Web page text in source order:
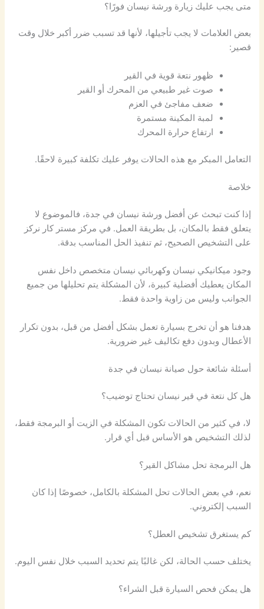
متى يجب عليك زيارة ورشة نيسان فورًا؟
بعض العلامات لا يجب تأجيلها، لأنها قد تسبب ضرر أكبر خلال وقت
قصير:
ظهور نتعة قوية في القير
صوت غير طبيعي من المحرك أو القير
ضعف مفاجئ في العزم
لمبة المكينة مستمرة
ارتفاع حرارة المحرك
التعامل المبكر مع هذه الحالات يوفر عليك تكلفة كبيرة لاحقًا.
خلاصة
إذا كنت تبحث عن أفضل ورشة نيسان في جدة، فالموضوع لا
يتعلق فقط بالمكان، بل بطريقة العمل. في مركز مستر كار نركز
على التشخيص الصحيح، ثم تنفيذ الحل المناسب بدقة.
وجود ميكانيكي نيسان وكهربائي نيسان متخصص داخل نفس
المكان يعطيك أفضلية كبيرة، لأن المشكلة يتم تحليلها من جميع
الجوانب وليس من زاوية واحدة فقط.
هدفنا هو أن تخرج بسيارة تعمل بشكل أفضل من قبل، بدون تكرار
الأعطال وبدون دفع تكاليف غير ضرورية.
أسئلة شائعة حول صيانة نيسان في جدة
هل كل نتعة في قير نيسان تحتاج توضيب؟
لا، في كثير من الحالات تكون المشكلة في الزيت أو البرمجة فقط،
لذلك التشخيص هو الأساس قبل أي قرار.
هل البرمجة تحل مشاكل القير؟
نعم، في بعض الحالات تحل المشكلة بالكامل، خصوصًا إذا كان
السبب إلكتروني.
كم يستغرق تشخيص العطل؟
يختلف حسب الحالة، لكن غالبًا يتم تحديد السبب خلال نفس اليوم.
هل يمكن فحص السيارة قبل الشراء؟